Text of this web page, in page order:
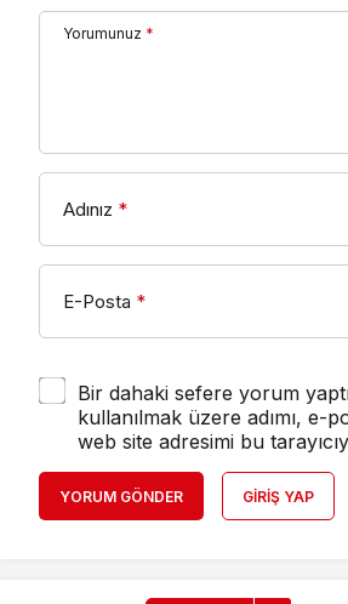
Yorumunuz *
Adınız *
E-Posta *
Bir dahaki sefere yorum
kullanılmak üzere adımı, e-
web site adresimi bu
YORUM GÖNDER GIRIŞ YAP